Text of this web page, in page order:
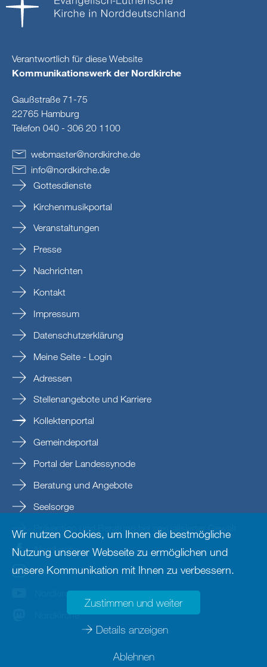
Verantwortlich für diese Website
Kommunikationswerk der Nordkirche
Gaußstraße 71-75
22765 Hamburg
Telefon 040 - 306 20 1100
webmaster@nordkirche.de
info@nordkirche.de
Gottesdienste
Kirchenmusikportal
Veranstaltungen
Presse
Nachrichten
Kontakt
Impressum
Datenschutzerklärung
Meine Seite - Login
Adressen
Stellenangebote und Karriere
Kollektenportal
Gemeindeportal
Portal der Landessynode
Beratung und Angebote
Seelsorge
Prävention und Beratung bei sexualisierter Gewalt
Nordkirche
nordkirche
Nordkirche
Nordkirche
Wir nutzen Cookies, um Ihnen die bestmögliche
Nutzung unserer Webseite zu ermöglichen und
unsere Kommunikation mit Ihnen zu verbessern.
Zustimmen und weiter
Details anzeigen
Ablehnen